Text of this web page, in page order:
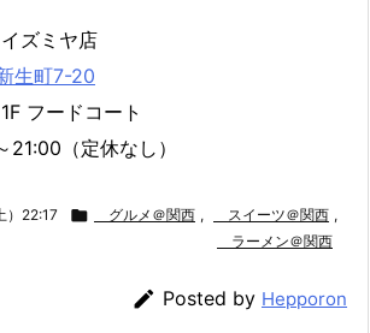
ズミヤ店
生町7-20
フードコート
（定休なし）
）22:17  グルメ＠関西 , スイーツ＠関西 ,
ラーメン＠関西
 Posted by Hepporon